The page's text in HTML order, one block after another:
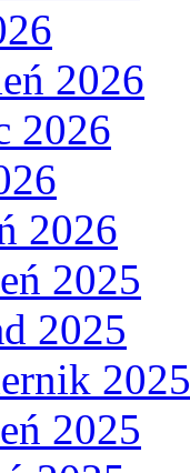
2026
2026
2026
2025
2025
2025
2025